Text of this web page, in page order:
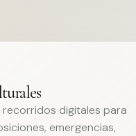
recorridos digitales para
emergencias,